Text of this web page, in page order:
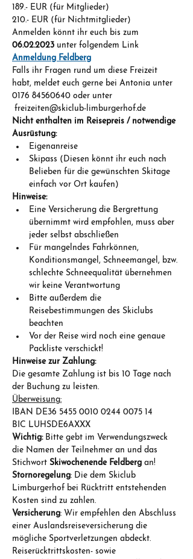
189.- EUR (für Mitglieder)
210.- EUR (für Nichtmitglieder)
Anmelden könnt ihr euch bis zum
06.02.2023 unter folgendem Link
Anmeldung Feldberg
Falls ihr Fragen rund um diese Freizeit
habt, meldet euch gerne bei Antonia unter
0176 84560640 oder unter
freizeiten@skiclub-limburgerhof.de
Nicht enthalten im Reisepreis / notwendige
Ausrüstung:
Eigenanreise
Skipass (Diesen könnt ihr euch nach
Belieben für die gewünschten Skitage
einfach vor Ort kaufen)
Hinweise:
Eine Versicherung die Bergrettung
übernimmt wird empfohlen, muss aber
jeder selbst abschließen
Für mangelndes Fahrkönnen,
Konditionsmangel, Schneemangel, bzw.
schlechte Schneequalität übernehmen
wir keine Verantwortung
Bitte außerdem die
Reisebestimmungen des Skiclubs
beachten
Vor der Reise wird noch eine genaue
Packliste verschickt!
Hinweise zur Zahlung:
Die gesamte Zahlung ist bis 10 Tage nach
der Buchung zu leisten.
Überweisung:
IBAN DE36 5455 0010 0244 0075 14
BIC LUHSDE6AXXX
Wichtig: Bitte gebt im Verwendungszweck
die Namen der Teilnehmer an und das
Stichwort Skiwochenende Feldberg an!
Stornoregelung: Die dem Skiclub
Limburgerhof bei Rücktritt entstehenden
Kosten sind zu zahlen.
Versicherung: Wir empfehlen den Abschluss
einer Auslandsreiseversicherung die
mögliche Sportverletzungen abdeckt.
Reiserücktrittskosten- sowie